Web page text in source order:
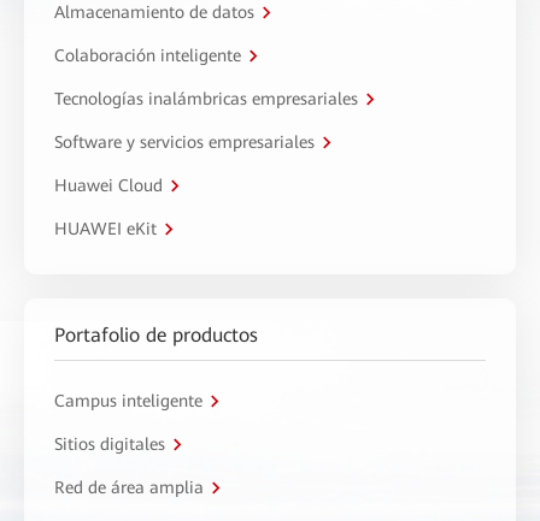
Almacenamiento de datos
Colaboración inteligente
Tecnologías inalámbricas empresariales
Software y servicios empresariales
Huawei Cloud
HUAWEI eKit
Portafolio de productos
Campus inteligente
Sitios digitales
Red de área amplia